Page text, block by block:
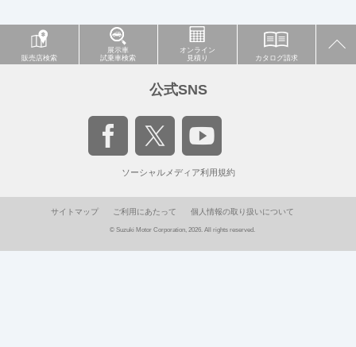
販売店検索
展示車
試乗車検索
オンライン
見積り
カタログ請求
公式SNS
ソーシャルメディア利用規約
サイトマップ ご利用にあたって 個人情報の取り扱いについて
© Suzuki Motor Corporation, 2026. All rights reserved.